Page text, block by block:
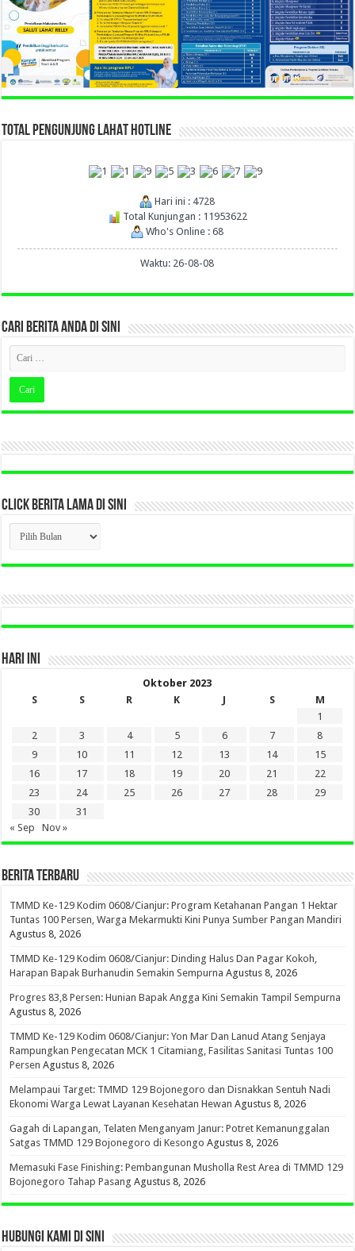
TOTAL PENGUNJUNG LAHAT HOTLINE
Hari ini : 4728
Total Kunjungan : 11953622
Who's Online : 68
Waktu: 26-08-08
CARI BERITA ANDA DI SINI
CLICK BERITA LAMA DI SINI
CLICK
BERITA
LAMA
DI
HARI INI
Oktober 2023
S
S R K J S
M
1
2
3 4 5 6 7
8
9
10 11 12 13 14
15
16
17 18 19 20 21
22
23
24 25 26 27 28
29
30
31
« Sep
Nov »
BERITA TERBARU
TMMD Ke-129 Kodim 0608/Cianjur: Program Ketahanan Pangan 1 Hektar
Tuntas 100 Persen, Warga Mekarmukti Kini Punya Sumber Pangan Mandiri
Agustus 8, 2026
TMMD Ke-129 Kodim 0608/Cianjur: Dinding Halus Dan Pagar Kokoh,
Harapan Bapak Burhanudin Semakin Sempurna Agustus 8, 2026
Progres 83,8 Persen: Hunian Bapak Angga Kini Semakin Tampil Sempurna
Agustus 8, 2026
TMMD Ke-129 Kodim 0608/Cianjur: Yon Mar Dan Lanud Atang Senjaya
Rampungkan Pengecatan MCK 1 Citamiang, Fasilitas Sanitasi Tuntas 100
Persen Agustus 8, 2026
Melampaui Target: TMMD 129 Bojonegoro dan Disnakkan Sentuh Nadi
Ekonomi Warga Lewat Layanan Kesehatan Hewan Agustus 8, 2026
Gagah di Lapangan, Telaten Menganyam Janur: Potret Kemanunggalan
Satgas TMMD 129 Bojonegoro di Kesongo Agustus 8, 2026
Memasuki Fase Finishing: Pembangunan Musholla Rest Area di TMMD 129
Bojonegoro Tahap Pasang Agustus 8, 2026
HUBUNGI KAMI DI SINI